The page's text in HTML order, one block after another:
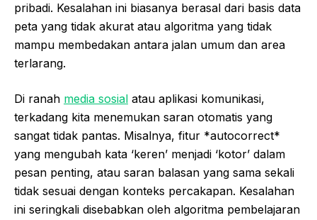
pribadi. Kesalahan ini biasanya berasal dari basis data
peta yang tidak akurat atau algoritma yang tidak
mampu membedakan antara jalan umum dan area
terlarang.
Di ranah media sosial atau aplikasi komunikasi,
terkadang kita menemukan saran otomatis yang
sangat tidak pantas. Misalnya, fitur *autocorrect*
yang mengubah kata ‘keren’ menjadi ‘kotor’ dalam
pesan penting, atau saran balasan yang sama sekali
tidak sesuai dengan konteks percakapan. Kesalahan
ini seringkali disebabkan oleh algoritma pembelajaran